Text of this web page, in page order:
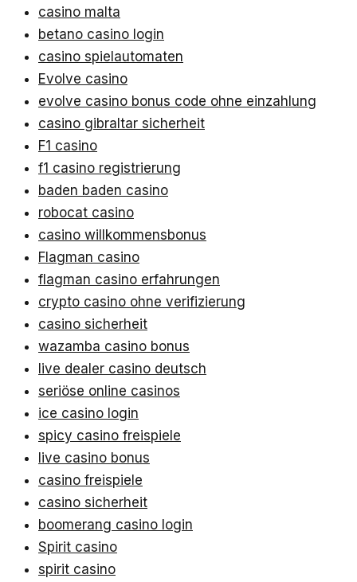
casino malta
betano casino login
casino spielautomaten
Evolve casino
evolve casino bonus code ohne einzahlung
casino gibraltar sicherheit
F1 casino
f1 casino registrierung
baden baden casino
robocat casino
casino willkommensbonus
Flagman casino
flagman casino erfahrungen
crypto casino ohne verifizierung
casino sicherheit
wazamba casino bonus
live dealer casino deutsch
seriöse online casinos
ice casino login
spicy casino freispiele
live casino bonus
casino freispiele
casino sicherheit
boomerang casino login
Spirit casino
spirit casino